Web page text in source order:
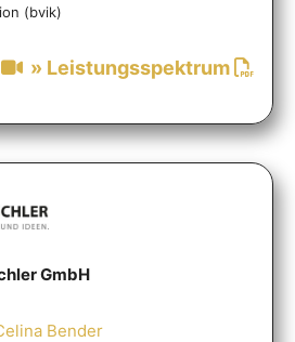
(bvik)
» Leistungsspektrum
GmbH
Bender